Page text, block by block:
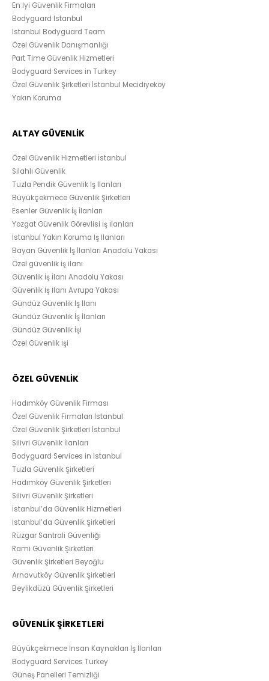
En İyi Güvenlik Firmaları
Bodyguard Istanbul
Istanbul Bodyguard Team
Özel Güvenlik Danışmanlığı
Part Time Güvenlik Hizmetleri
Bodyguard Services in Turkey
Özel Güvenlik Şirketleri İstanbul Mecidiyeköy
Yakın Koruma
ALTAY GÜVENLİK
Özel Güvenlik Hizmetleri İstanbul
Silahlı Güvenlik
Tuzla Pendik Güvenlik İş İlanları
Büyükçekmece Güvenlik Şirketleri
Esenler Güvenlik İş İlanları
Yozgat Güvenlik Görevlisi İş İlanları
İstanbul Yakın Koruma İş İlanları
Bayan Güvenlik İş İlanları Anadolu Yakası
Özel güvenlik iş ilanı
Güvenlik İş İlanı Anadolu Yakası
Güvenlik İş İlanı Avrupa Yakası
Gündüz Güvenlik İş İlanı
Gündüz Güvenlik İş İlanları
Gündüz Güvenlik İşi
Özel Güvenlik İşi
ÖZEL GÜVENLİK
Hadımköy Güvenlik Firması
Özel Güvenlik Firmaları İstanbul
Özel Güvenlik Şirketleri İstanbul
Silivri Güvenlik İlanları
Bodyguard Services in Istanbul
Tuzla Güvenlik Şirketleri
Hadımköy Güvenlik Şirketleri
Silivri Güvenlik Şirketleri
İstanbul’da Güvenlik Hizmetleri
İstanbul’da Güvenlik Şirketleri
Rüzgar Santrali Güvenliği
Rami Güvenlik Şirketleri
Güvenlik Şirketleri Beyoğlu
Arnavutköy Güvenlik Şirketleri
Beylikdüzü Güvenlik Şirketleri
GÜVENLİK ŞİRKETLERİ
Büyükçekmece İnsan Kaynakları İş İlanları
Bodyguard Services Turkey
Güneş Panelleri Temizliği